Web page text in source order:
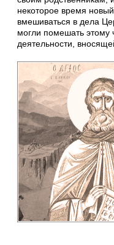
некоторое время
вмешиваться в дела
могли помешать этому
деятельности,